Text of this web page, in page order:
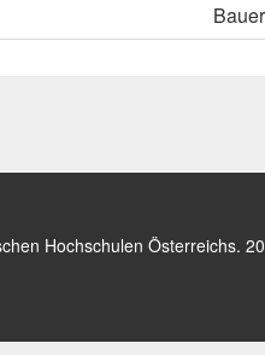
Hochschulen Österreichs.